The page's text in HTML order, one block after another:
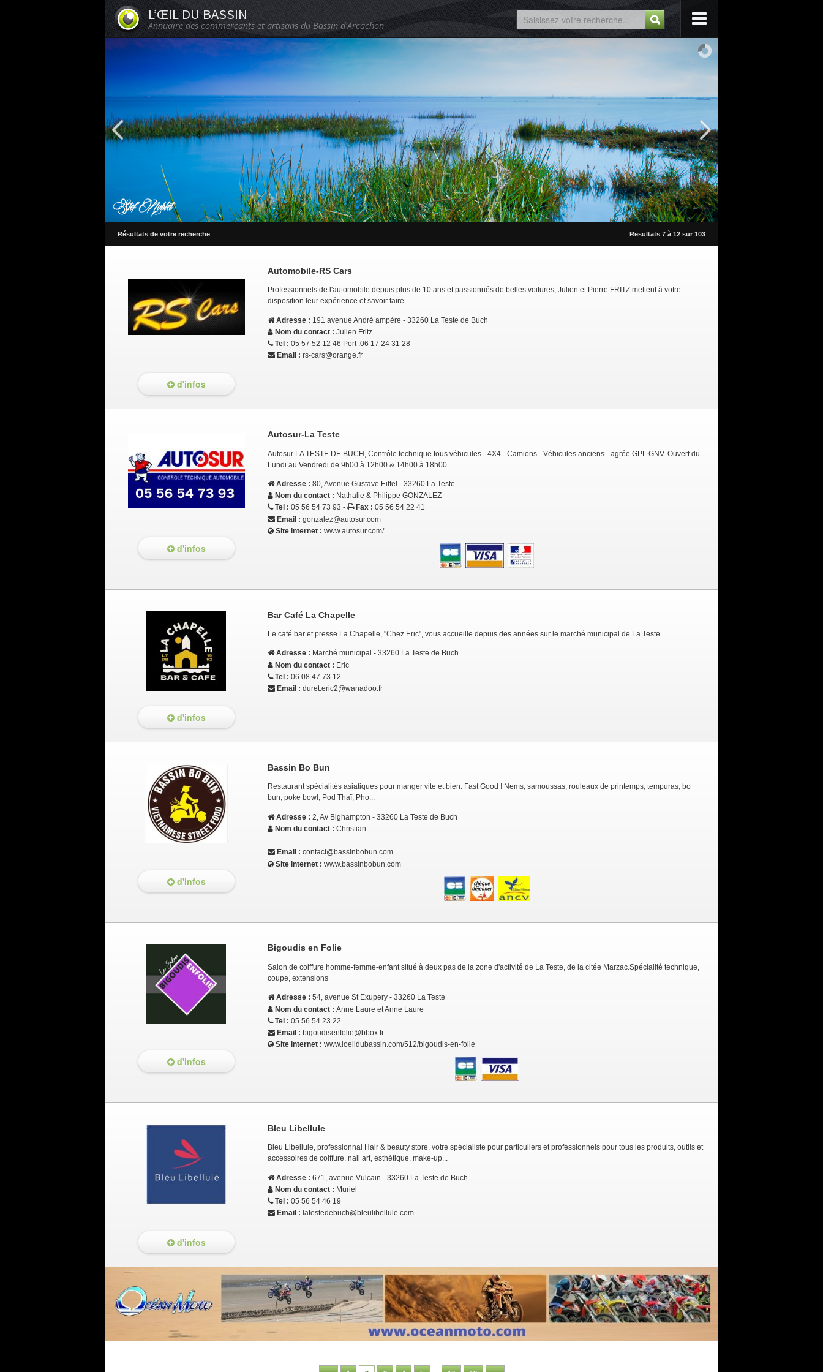
L’ŒIL DU BASSIN
Annuaire des commerçants et artisans du Bassin d'Arcachon
Résultats de votre recherche Resultats 7 à 12 sur 103
Automobile-RS Cars
Professionnels de l'automobile depuis plus de 10 ans et passionnés de belles voitures, Julien et Pierre FRITZ mettent à votre
disposition leur expérience et savoir faire.
Adresse : 191 avenue André ampère - 33260 La Teste de Buch
Nom du contact : Julien Fritz
Tel : 05 57 52 12 46 Port :06 17 24 31 28
Email : rs-cars@orange.fr
d'infos
Autosur-La Teste
Autosur LA TESTE DE BUCH, Contrôle technique tous véhicules - 4X4 - Camions - Véhicules anciens - agrée GPL GNV. Ouvert du
Lundi au Vendredi de 9h00 à 12h00 & 14h00 à 18h00.
Adresse : 80, Avenue Gustave Eiffel - 33260 La Teste
Nom du contact : Nathalie & Philippe GONZALEZ
Tel : 05 56 54 73 93 - Fax : 05 56 54 22 41
Email : gonzalez@autosur.com
Site internet : www.autosur.com/
d'infos
Bar Café La Chapelle
Le café bar et presse La Chapelle, "Chez Eric", vous accueille depuis des années sur le marché municipal de La Teste.
Adresse : Marché municipal - 33260 La Teste de Buch
Nom du contact : Eric
Tel : 06 08 47 73 12
Email : duret.eric2@wanadoo.fr
d'infos
Bassin Bo Bun
Restaurant spécialités asiatiques pour manger vite et bien. Fast Good ! Nems, samoussas, rouleaux de printemps, tempuras, bo
bun, poke bowl, Pod Thaï, Pho...
Adresse : 2, Av Bighampton - 33260 La Teste de Buch
Nom du contact : Christian
Email : contact@bassinbobun.com
Site internet : www.bassinbobun.com
d'infos
Bigoudis en Folie
Salon de coiffure homme-femme-enfant situé à deux pas de la zone d'activité de La Teste, de la citée Marzac.Spécialité technique,
coupe, extensions
Adresse : 54, avenue St Exupery - 33260 La Teste
Nom du contact : Anne Laure et Anne Laure
Tel : 05 56 54 23 22
Email : bigoudisenfolie@bbox.fr
Site internet : www.loeildubassin.com/512/bigoudis-en-folie
d'infos
Bleu Libellule
Bleu Libellule, professionnal Hair & beauty store, votre spécialiste pour particuliers et professionnels pour tous les produits, outils et
accessoires de coiffure, nail art, esthétique, make-up...
Adresse : 671, avenue Vulcain - 33260 La Teste de Buch
Nom du contact : Muriel
Tel : 05 56 54 46 19
Email : latestedebuch@bleulibellule.com
d'infos